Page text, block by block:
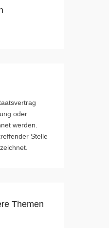
oder
werden.
Stelle
Themen